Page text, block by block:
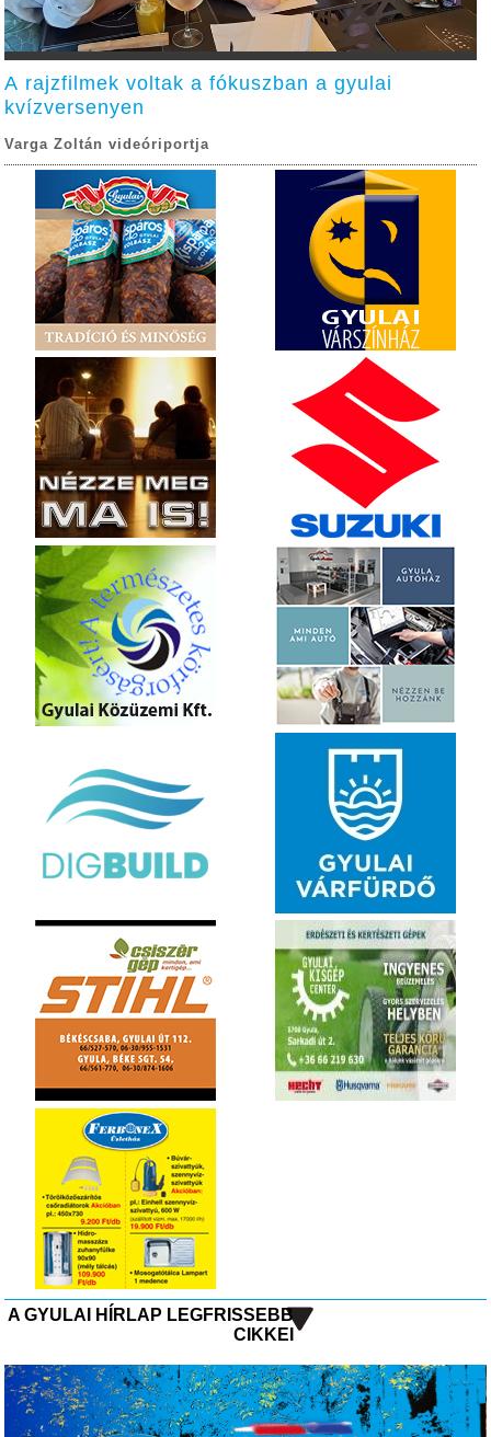
A rajzfilmek voltak a fókuszban a gyulai
kvízversenyen
Varga Zoltán videóriportja
A GYULAI HÍRLAP LEGFRISSEBB
CIKKEI